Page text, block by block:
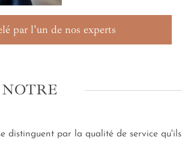
par l'un de nos experts
distinguent par la qualité de service qu'ils